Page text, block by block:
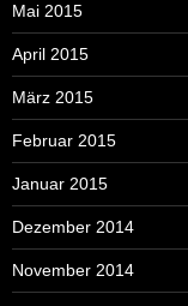
Mai 2015
April 2015
März 2015
Februar 2015
Januar 2015
Dezember 2014
November 2014